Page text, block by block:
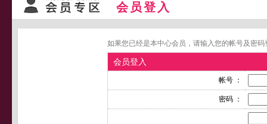
会员登入
如果您已经是本中心会员，请输入您的帐号及密
会员登入
帐号 ：
密码 ：